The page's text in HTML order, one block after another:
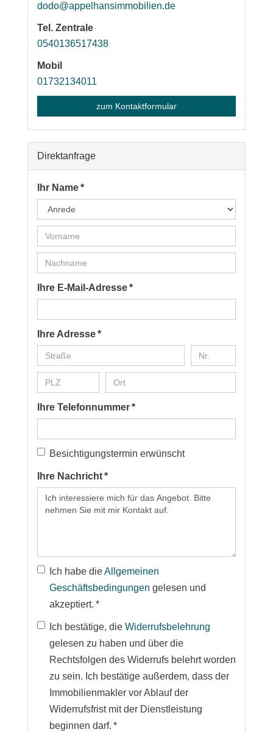
dodo@appelhansimmobilien.de
Tel. Zentrale
0540136517438
Mobil
01732134011
zum Kontaktformular
Direktanfrage
Ihr Name *
Ihre E-Mail-Adresse *
Ihre Adresse *
Ihre Telefonnummer *
Besichtigungstermin erwünscht
Ihre Nachricht *
Ich habe dieAllgemeinen
Geschäftsbedingungen gelesen und
akzeptiert. *
Ich bestätige, die Widerrufsbelehrung
gelesen zu haben und über die
Rechtsfolgen des Widerrufs belehrt worden
zu sein. Ich bestätige außerdem, dass der
Immobilienmakler vor Ablauf der
Widerrufsfrist mit der Dienstleistung
beginnen darf. *